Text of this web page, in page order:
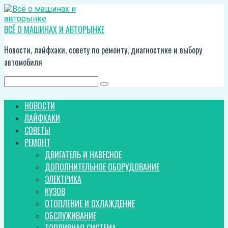
Перейти
к
контенту
ВСЁ О МАШИНАХ И АВТОРЫНКЕ
Новости, лайфхаки, совету по ремонту, диагностике и выбору
автомобиля
НОВОСТИ
ЛАЙФХАКИ
СОВЕТЫ
РЕМОНТ
ДВИГАТЕЛЬ И НАВЕСНОЕ
ДОПОЛНИТЕЛЬНОЕ ОБОРУДОВАНИЕ
ЭЛЕКТРИКА
КУЗОВ
ОТОПЛЕНИЕ И ОХЛАЖДЕНИЕ
ОБСЛУЖИВАНИЕ